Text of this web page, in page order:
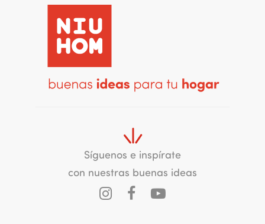
Síguenos e inspírate
con nuestras buenas ideas